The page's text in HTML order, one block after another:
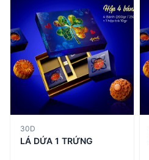
30D
LÁ DỨA 1 TRỨNG